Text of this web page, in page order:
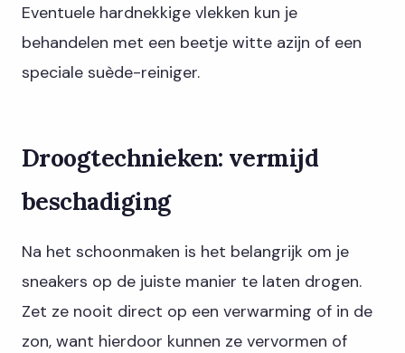
Eventuele hardnekkige vlekken kun je
behandelen met een beetje witte azijn of een
speciale suède-reiniger.
Droogtechnieken: vermijd
beschadiging
Na het schoonmaken is het belangrijk om je
sneakers op de juiste manier te laten drogen.
Zet ze nooit direct op een verwarming of in de
zon, want hierdoor kunnen ze vervormen of